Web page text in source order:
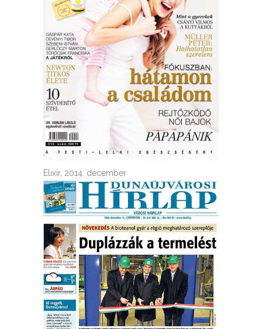
Elixír, 2014. december